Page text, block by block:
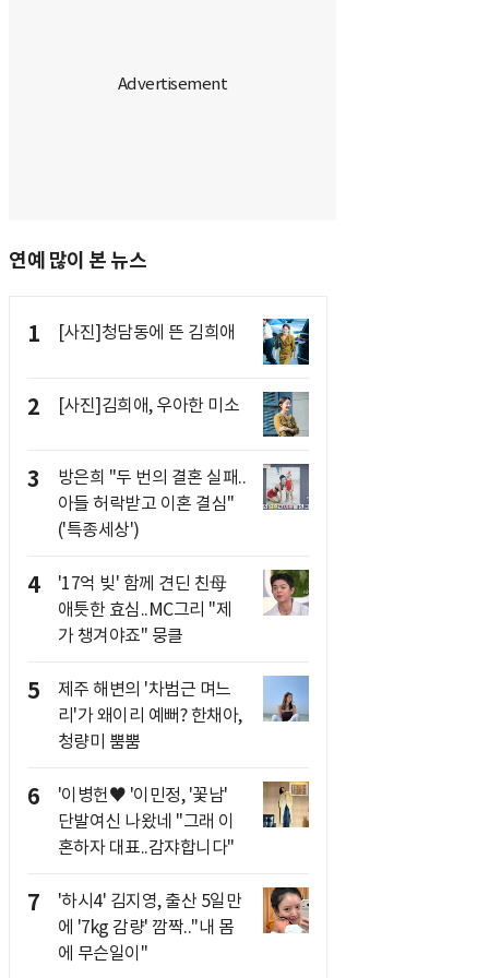
연예 많이 본 뉴스
1 [사진]청담동에 뜬 김희애
2 [사진]김희애, 우아한 미소
3
방은희 "두 번의 결혼 실패..
아들 허락받고 이혼 결심"
('특종세상')
4
'17억 빚' 함께 견딘 친母
애틋한 효심..MC그리 "제
가 챙겨야죠" 뭉클
5
제주 해변의 '차범근 며느
리'가 왜이리 예뻐? 한채아,
청량미 뿜뿜
6
'이병헌♥ '이민정, '꽃남'
단발여신 나왔네 "그래 이
혼하자 대표..감쟈합니다"
7
'하시4' 김지영, 출산 5일만
에 '7kg 감량' 깜짝.."내 몸
에 무슨일이"